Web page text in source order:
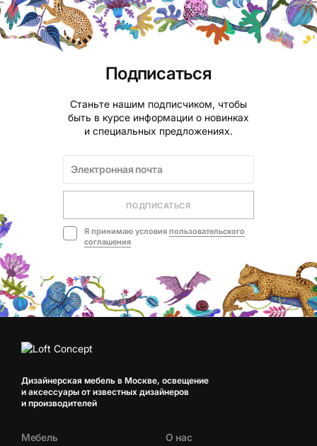
Подписаться
Станьте нашим подписчиком, чтобы
быть в курсе информации о новинках
и специальных предложениях.
ПОДПИСАТЬСЯ
Я принимаю условия пользовательского
соглашения
Дизайнерская мебель в Москве, освещение
и аксессуары от известных дизайнеров
и производителей
Мебель
О нас